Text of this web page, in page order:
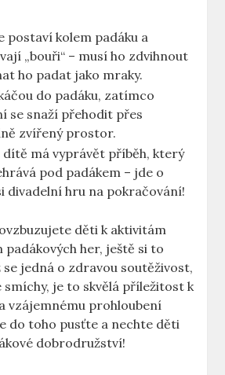
postaví kolem padáku a
„bouři“ – musí ho zdvihnout
ho padat jako mraky.
do padáku, zatímco
se snaží přehodit přes
zvířený prostor.
dítě má vyprávět příběh, který
pod padákem – jde o
divadelní hru na pokračování!
děti k aktivitám
her, ještě si to
se jedná o zdravou soutěživost,
smíchy, je to skvělá příležitost k
vzájemnému prohloubení
do toho pusťte a nechte děti
dobrodružství!